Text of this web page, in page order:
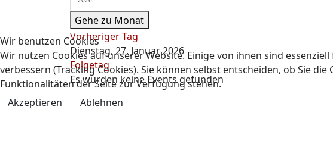
Gehe zu Monat
Vorheriger Tag
Dienstag, 27. Januar 2026
Folgetag
Es wurden keine Events gefunden
Wir benutzen Cookies
Wir nutzen Cookies auf unserer Website. Einige von ihnen sind
verbessern (Tracking Cookies). Sie können selbst entscheiden, ob Sie
Funktionalitäten der Seite zur Verfügung stehen.
Akzeptieren
Ablehnen